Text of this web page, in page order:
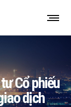
Cổ phiếu
dịch